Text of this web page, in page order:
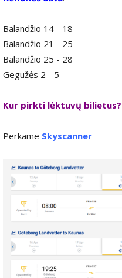
Balandžio 14 - 18
Balandžio 21 - 25
Balandžio 25 - 28
Gegužės 2 - 5
Kur pirkti lėktuvų bilietus?
Perkame Skyscanner